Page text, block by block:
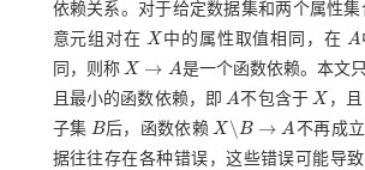
依赖关系。对于给定数据集和两个属性集
意元组对在 X
X 中的属性取值相同，在 A
A
同，则称 X → A
X→A
是一个函数依赖。本文
且最小的函数依赖，即 A
A 不包含于 X
X ，且
子集 B
B 后，函数依赖 X \B → A
X\ B→ A
不再成
据往往存在各种错误，这些错误可能导